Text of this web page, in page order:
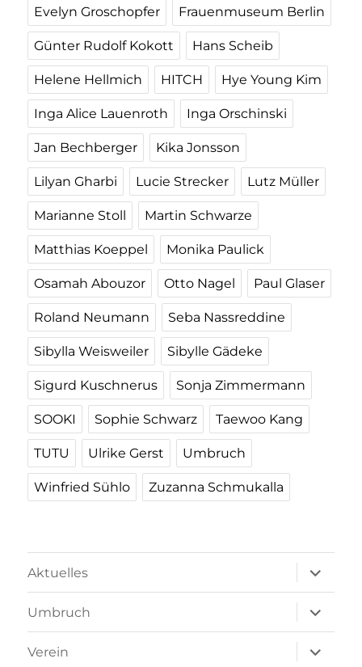
Evelyn Groschopfer Frauenmuseum Berlin
Günter Rudolf Kokott Hans Scheib
Helene Hellmich HITCH Hye Young Kim
Inga Alice Lauenroth Inga Orschinski
Jan Bechberger Kika Jonsson
Lilyan Gharbi Lucie Strecker Lutz Müller
Marianne Stoll Martin Schwarze
Matthias Koeppel Monika Paulick
Osamah Abouzor Otto Nagel Paul Glaser
Roland Neumann Seba Nassreddine
Sibylla Weisweiler Sibylle Gädeke
Sigurd Kuschnerus Sonja Zimmermann
SOOKI Sophie Schwarz Taewoo Kang
TUTU Ulrike Gerst Umbruch
Winfried Sühlo Zuzanna Schmukalla
Aktuelles
öffnen
Umbruch
öffnen
Verein
öffnen